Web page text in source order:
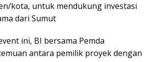
kota, untuk mendukung investasi
dari Sumut
ini, BI bersama Pemda
antara pemilik proyek dengan